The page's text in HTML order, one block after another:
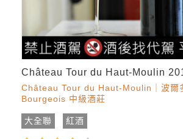
Château Tour du Haut-Moulin
Château Tour du Haut-Moulin｜波爾
Bourgeois 中級酒莊
大全聯 紅酒